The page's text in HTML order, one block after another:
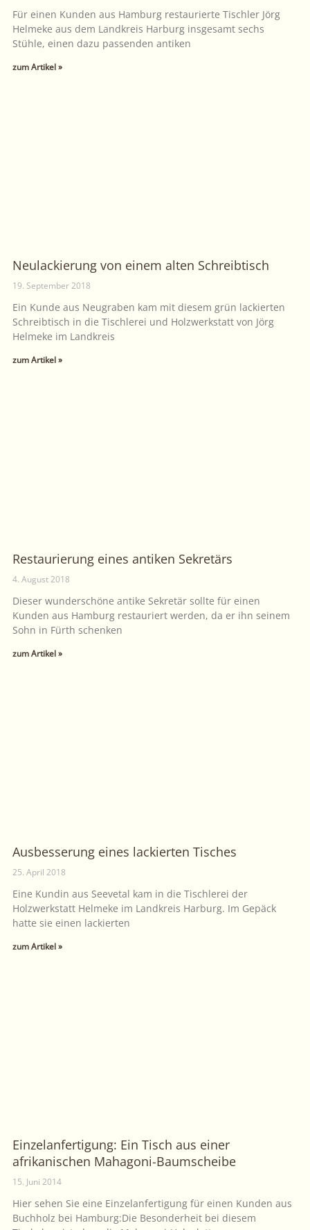
Für einen Kunden aus Hamburg restaurierte Tischler Jörg
Helmeke aus dem Landkreis Harburg insgesamt sechs
Stühle, einen dazu passenden antiken
zum Artikel »
Neulackierung von einem alten Schreibtisch
19. September 2018
Ein Kunde aus Neugraben kam mit diesem grün lackierten
Schreibtisch in die Tischlerei und Holzwerkstatt von Jörg
Helmeke im Landkreis
zum Artikel »
Restaurierung eines antiken Sekretärs
4. August 2018
Dieser wunderschöne antike Sekretär sollte für einen
Kunden aus Hamburg restauriert werden, da er ihn seinem
Sohn in Fürth schenken
zum Artikel »
Ausbesserung eines lackierten Tisches
25. April 2018
Eine Kundin aus Seevetal kam in die Tischlerei der
Holzwerkstatt Helmeke im Landkreis Harburg. Im Gepäck
hatte sie einen lackierten
zum Artikel »
Einzelanfertigung: Ein Tisch aus einer
afrikanischen Mahagoni-Baumscheibe
15. Juni 2014
Hier sehen Sie eine Einzelanfertigung für einen Kunden aus
Buchholz bei Hamburg:Die Besonderheit bei diesem